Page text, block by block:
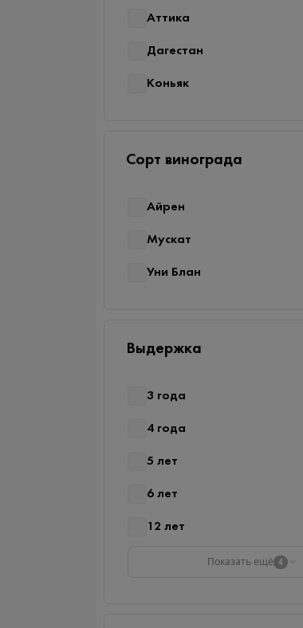
Аттика
Дагестан
Коньяк
Сорт винограда
Айрен
Мускат
Уни Блан
Выдержка
3 года
4 года
5 лет
6 лет
12 лет
Показать ещё 4